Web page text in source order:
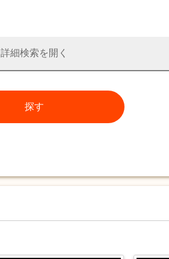
詳細検索
探す